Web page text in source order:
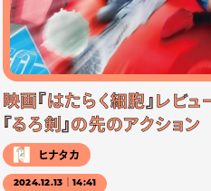
映画『はたらく細胞』レビ
『るろ剣』の先のアクション
ヒナタカ
2024.12.13｜14:41